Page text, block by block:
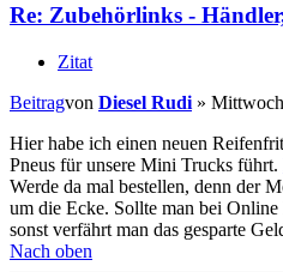
Re: Zubehörlinks -
Zitat
Beitragvon Diesel Rudi »
Hier habe ich einen neuen
Pneus für unsere Mini Trucks führt.
Werde da mal bestellen, denn der
um die Ecke. Sollte man bei
sonst verfährt man das gesparte
Nach oben